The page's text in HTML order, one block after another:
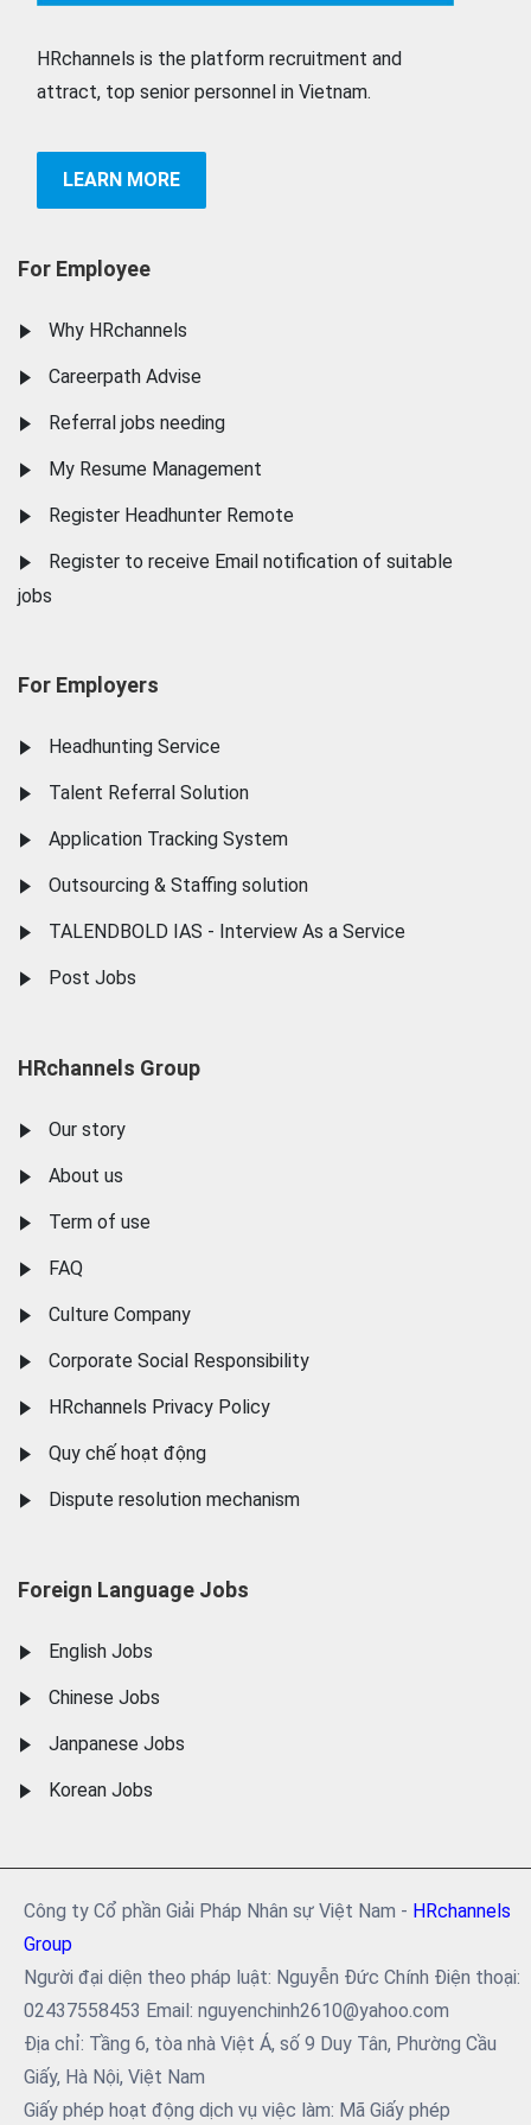
HRchannels is the platform recruitment and
attract, top senior personnel in Vietnam.
LEARN MORE
For Employee
Why HRchannels
Careerpath Advise
Referral jobs needing
My Resume Management
Register Headhunter Remote
Register to receive Email notification of suitable
jobs
For Employers
Headhunting Service
Talent Referral Solution
Application Tracking System
Outsourcing & Staffing solution
TALENDBOLD IAS - Interview As a Service
Post Jobs
HRchannels Group
Our story
About us
Term of use
FAQ
Culture Company
Corporate Social Responsibility
HRchannels Privacy Policy
Quy chế hoạt động
Dispute resolution mechanism
Foreign Language Jobs
English Jobs
Chinese Jobs
Janpanese Jobs
Korean Jobs
Công ty Cổ phần Giải Pháp Nhân sự Việt Nam - HRchannels
Group
Người đại diện theo pháp luật: Nguyễn Đức Chính Điện thoại:
02437558453 Email: nguyenchinh2610@yahoo.com
Địa chỉ: Tầng 6, tòa nhà Việt Á, số 9 Duy Tân, Phường Cầu
Giấy, Hà Nội, Việt Nam
Giấy phép hoạt động dịch vụ việc làm: Mã Giấy phép